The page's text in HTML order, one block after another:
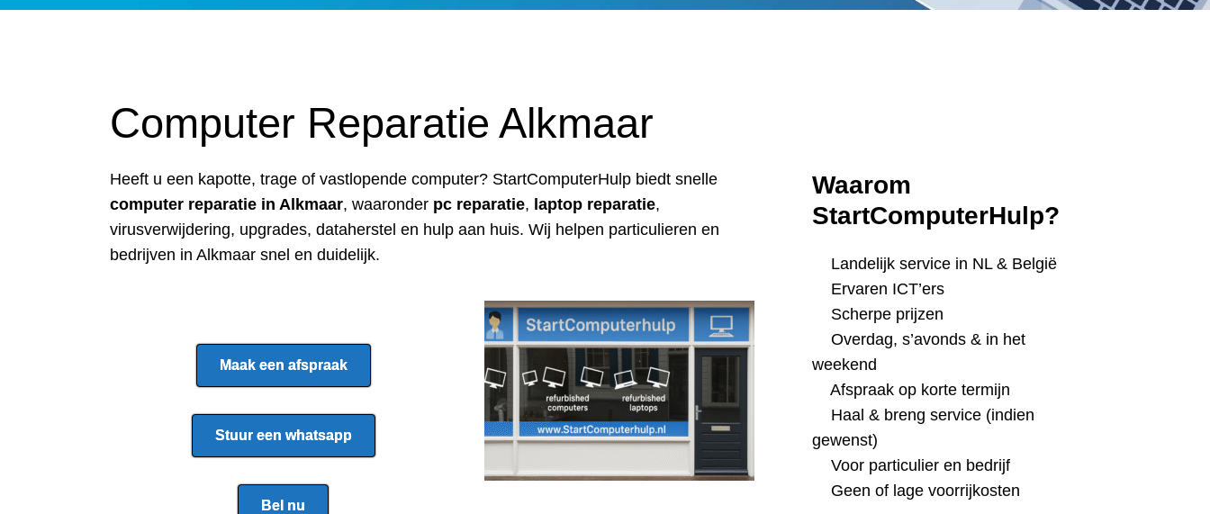
Computer Reparatie Alkmaar
Heeft u een kapotte, trage of vastlopende computer? StartComputerHulp biedt snelle
computer reparatie in Alkmaar, waaronder pc reparatie, laptop reparatie,
virusverwijdering, upgrades, dataherstel en hulp aan huis. Wij helpen particulieren en
bedrijven in Alkmaar snel en duidelijk.
Maak een afspraak
Stuur een whatsapp
Bel nu
Waarom
StartComputerHulp?
Landelijk service in NL & België
Ervaren ICT’ers
Scherpe prijzen
Overdag, s’avonds & in het
weekend
Afspraak op korte termijn
Haal & breng service (indien
gewenst)
Voor particulier en bedrijf
Geen of lage voorrijkosten